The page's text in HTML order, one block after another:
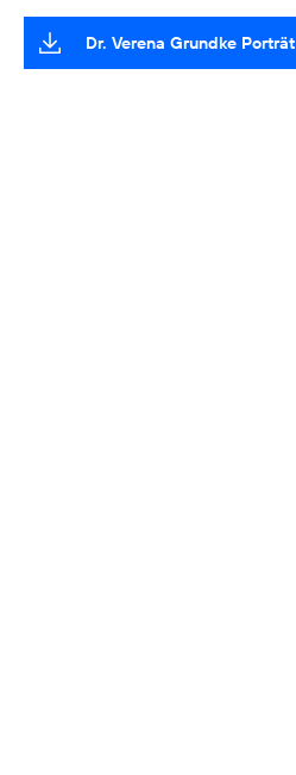
Dr. Verena Grundke Porträt